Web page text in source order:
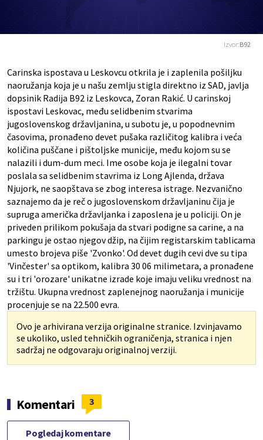
Izvor:B92
Carinska ispostava u Leskovcu otkrila je i zaplenila pošiljku
naoružanja koja je u našu zemlju stigla direktno iz SAD, javlja
dopsinik Radija B92 iz Leskovca, Zoran Rakić. U carinskoj
ispostavi Leskovac, među selidbenim stvarima
jugoslovenskog državljanina, u subotu je, u popodnevnim
časovima, pronađeno devet pušaka različitog kalibra i veća
količina puščane i pištoljske municije, među kojom su se
nalazili i dum-dum meci. Ime osobe koja je ilegalni tovar
poslala sa selidbenim stavrima iz Long Ajlenda, država
Njujork, ne saopštava se zbog interesa istrage. Nezvanično
saznajemo da je reč o jugoslovenskom državljaninu čija je
supruga američka državljanka i zaposlena je u policiji. On je
priveden prilikom pokušaja da stvari podigne sa carine, a na
parkingu je ostao njegov džip, na čijim registarskim tablicama
umesto brojeva piše 'Zvonko'. Od devet dugih cevi dve su tipa
'Vinčester' sa optikom, kalibra 30 06 milimetara, a pronađene
su i tri 'orozare' unikatne izrade koje imaju veliku vrednost na
tržištu. Ukupna vrednost zaplenejnog naoružanja i municije
procenjuje se na 22.500 evra.
Ovo je arhivirana verzija originalne stranice. Izvinjavamo
se ukoliko, usled tehničkih ograničenja, stranica i njen
sadržaj ne odgovaraju originalnoj verziji.
Komentari 3
Pogledaj komentare